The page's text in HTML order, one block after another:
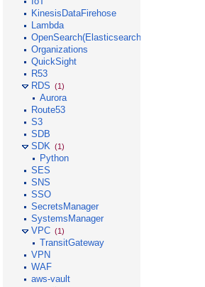
KinesisDataFirehose
Lambda
OpenSearch(Elasticsearch)
Organizations
QuickSight
R53
RDS (1)
Aurora
Route53
S3
SDB
SDK (1)
Python
SES
SNS
SSO
SecretsManager
SystemsManager
VPC (1)
TransitGateway
VPN
WAF
aws-vault